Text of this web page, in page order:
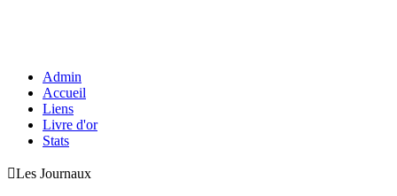
Admin
Accueil
Liens
Livre d'or
Stats
Les Journaux